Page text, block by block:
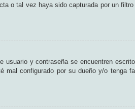
o tal vez haya sido capturada por un
y contraseña se encuentren
configurado por su dueño y/o tenga